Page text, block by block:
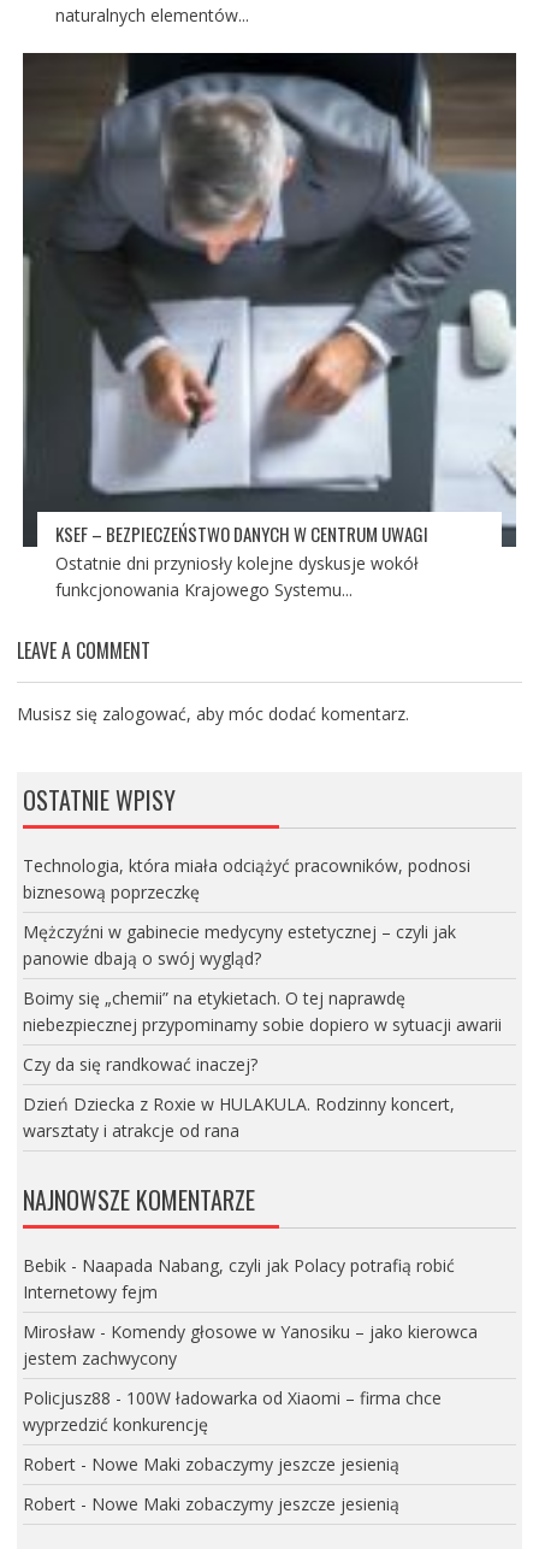
naturalnych elementów...
KSEF – BEZPIECZEŃSTWO DANYCH W CENTRUM UWAGI
Ostatnie dni przyniosły kolejne dyskusje wokół
funkcjonowania Krajowego Systemu...
LEAVE A COMMENT
Musisz się zalogować, aby móc dodać komentarz.
OSTATNIE WPISY
Technologia, która miała odciążyć pracowników, podnosi
biznesową poprzeczkę
Mężczyźni w gabinecie medycyny estetycznej – czyli jak
panowie dbają o swój wygląd?
Boimy się „chemii” na etykietach. O tej naprawdę
niebezpiecznej przypominamy sobie dopiero w sytuacji awarii
Czy da się randkować inaczej?
Dzień Dziecka z Roxie w HULAKULA. Rodzinny koncert,
warsztaty i atrakcje od rana
NAJNOWSZE KOMENTARZE
Bebik- Naapada Nabang, czyli jak Polacy potrafią robić
Internetowy fejm
Mirosław- Komendy głosowe w Yanosiku – jako kierowca
jestem zachwycony
Policjusz88 - 100W ładowarka od Xiaomi – firma chce
wyprzedzić konkurencję
Robert- Nowe Maki zobaczymy jeszcze jesienią
Robert- Nowe Maki zobaczymy jeszcze jesienią